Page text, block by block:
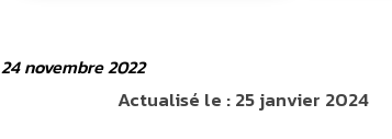
24 novembre 2022
Actualisé le :25 janvier 2024